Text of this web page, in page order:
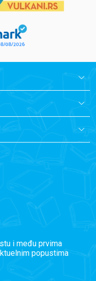
i među prvima
popustima